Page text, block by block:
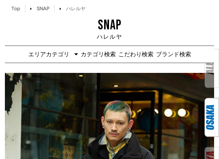
Top SNAP ハレルヤ
SNAP
ハレルヤ
エリアカテゴリ カテゴリ検索 こだわり検索 ブランド検索